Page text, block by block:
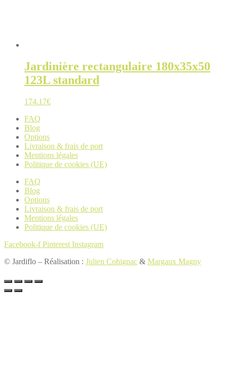
Jardinière rectangulaire 180x35x50
123L standard
174.17€
FAQ
Blog
Options
Livraison & frais de port
Mentions légales
Politique de cookies (UE)
FAQ
Blog
Options
Livraison & frais de port
Mentions légales
Politique de cookies (UE)
Facebook-f Pinterest Instagram
© Jardiflo – Réalisation : Julien Cohignac & Margaux Magny